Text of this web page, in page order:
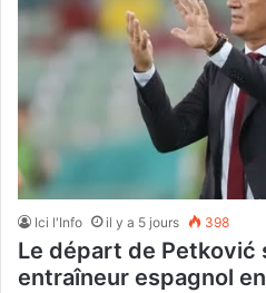
Ici l'Info il y a 5 jours 398
Le départ de Petković
entraîneur espagnol